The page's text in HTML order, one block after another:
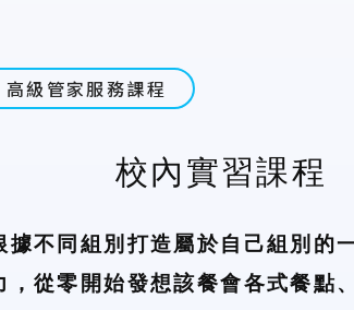
高級管家服務課程
校內實習課程
不同組別打造屬於自己組別的
從零開始發想該餐會各式餐點